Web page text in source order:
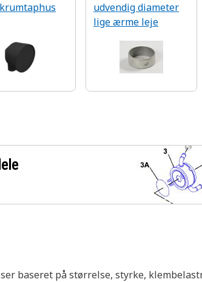
udvendig diameter
lige ærme leje
baseret på størrelse, styrke,